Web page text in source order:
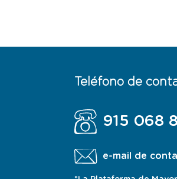
Teléfono de
915 068
e-mail de